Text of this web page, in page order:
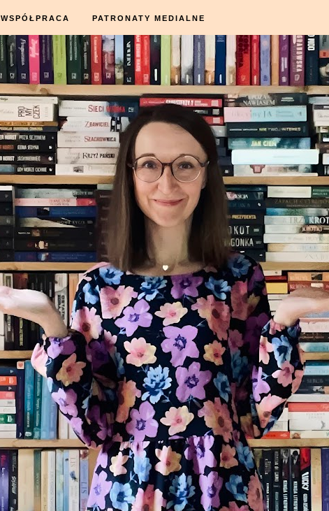
WSPÓŁPRACA PATRONATY MEDIALNE